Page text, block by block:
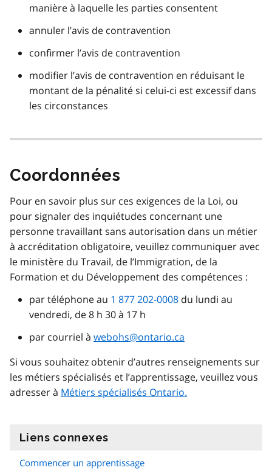
manière à laquelle les parties consentent
annuler l’avis de contravention
confirmer l’avis de contravention
modifier l’avis de contravention en réduisant le
montant de la pénalité si celui-ci est excessif dans
les circonstances
Coordonnées
Pour en savoir plus sur ces exigences de la Loi, ou
pour signaler des inquiétudes concernant une
personne travaillant sans autorisation dans un métier
à accréditation obligatoire, veuillez communiquer avec
le ministère du Travail, de l’Immigration, de la
Formation et du Développement des compétences :
par téléphone au 1 877 202-0008 du lundi au
vendredi, de 8 h 30 à 17 h
par courriel à webohs@ontario.ca
Si vous souhaitez obtenir d’autres renseignements sur
les métiers spécialisés et l’apprentissage, veuillez vous
adresser à Métiers spécialisés Ontario.
Liens connexes
Commencer un apprentissage